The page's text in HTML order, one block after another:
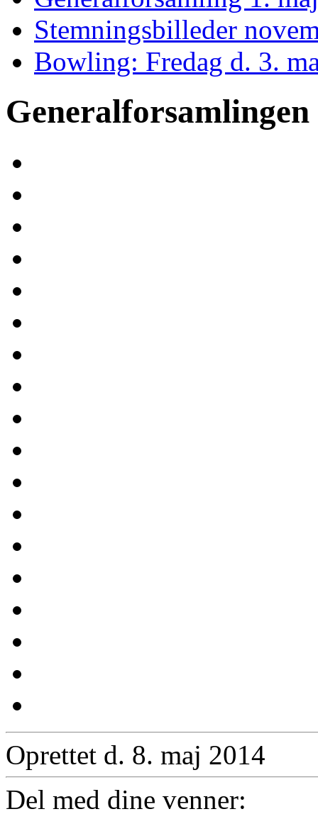
Stemningsbilleder
Bowling: Fredag d. 3.
Generalforsamlingen
Oprettet d. 8. maj 2014
Del med dine venner: